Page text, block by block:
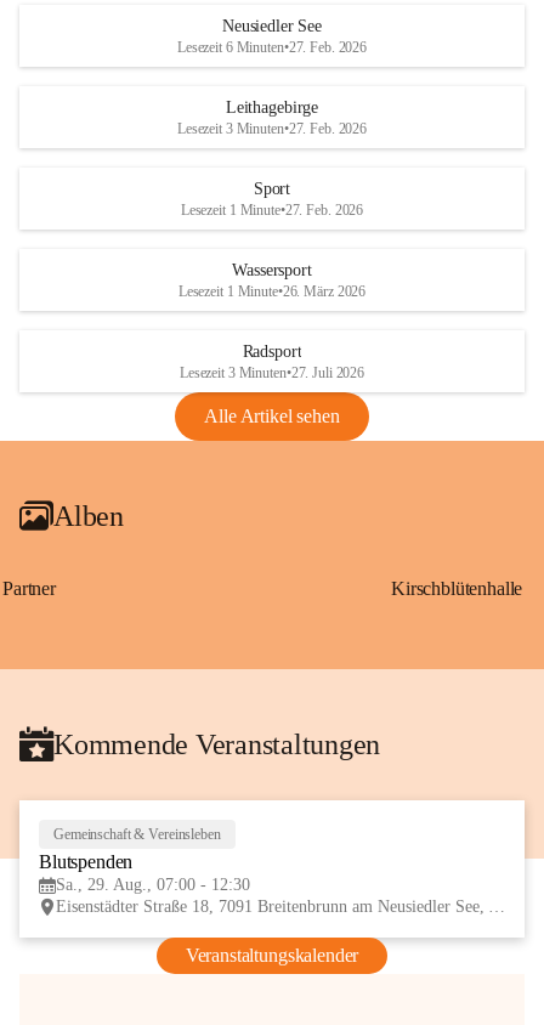
S
und den daraus folgenden wirtschaftlichen
Maßnahmen zur Bekämpfung
Rebe und der Amerikanischen
Anhang VBl. EU Nr. 18
1 Seite•1,4 MB
VBl. EU Nr. 18_2026
r
S
Neusiedler See
Lesezeit 6 Minuten•27. Feb. 2026
Leithagebirge
Lesezeit 3 Minuten•27. Feb. 2026
Sport
Lesezeit 1 Minute•27. Feb. 2026
Wassersport
Lesezeit 1 Minute•26. März 2026
Radsport
Lesezeit 3 Minuten•27. Juli 2026
Alle Artikel sehen
Alben
Partner Kirschblütenhalle
Kommende Veranstaltungen
Gemeinschaft & Vereinsleben
Blutspenden
Sa., 29. Aug., 07:00 - 12:30
Eisenstädter Straße 18, 7091 Breitenbrunn am Neusiedler See, AUT
Veranstaltungskalender